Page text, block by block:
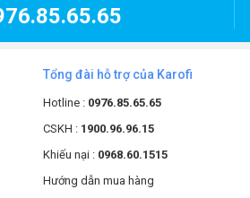
Tổng đài hỗ trợ của Karofi
Hotline : 0976.85.65.65
CSKH : 1900.96.96.15
Khiếu nại : 0968.60.1515
Hướng dẫn mua hàng